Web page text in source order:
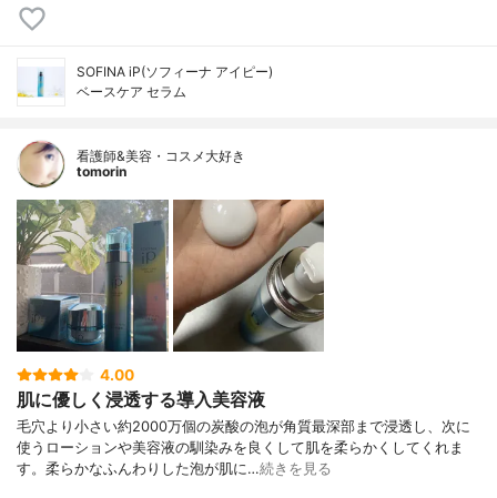
SOFINA iP(ソフィーナ アイピー)
ベースケア セラム
看護師&美容・コスメ大好き
tomorin
4.00
肌に優しく浸透する導入美容液
毛穴より小さい約2000万個の炭酸の泡が角質最深部まで浸透し、次に
使うローションや美容液の馴染みを良くして肌を柔らかくしてくれま
す。柔らかなふんわりした泡が肌に…続きを見る